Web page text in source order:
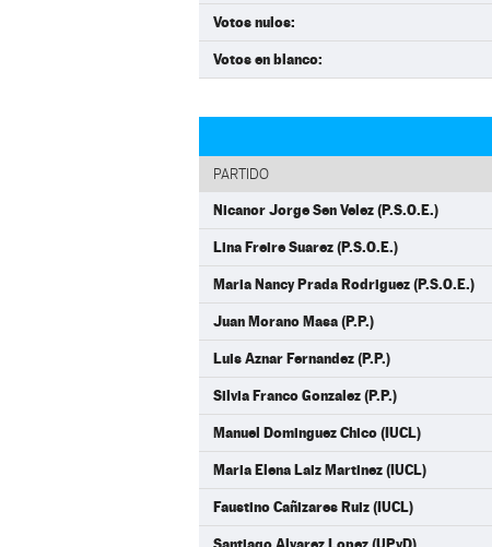
Votos nulos:
Votos en blanco:
PARTIDO
Nicanor Jorge Sen Velez (P.S.O.E.)
Lina Freire Suarez (P.S.O.E.)
Maria Nancy Prada Rodriguez (P.S.O.E.)
Juan Morano Masa (P.P.)
Luis Aznar Fernandez (P.P.)
Silvia Franco Gonzalez (P.P.)
Manuel Dominguez Chico (IUCL)
Maria Elena Laiz Martinez (IUCL)
Faustino Cañizares Ruiz (IUCL)